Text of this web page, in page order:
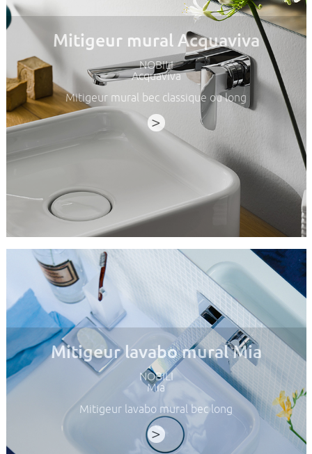
Mitigeur mural Acquaviva
NOBILI
Acquaviva
Mitigeur mural bec classique ou long
>
Mitigeur lavabo mural Mia
NOBILI
Mia
Mitigeur lavabo mural bec long
>